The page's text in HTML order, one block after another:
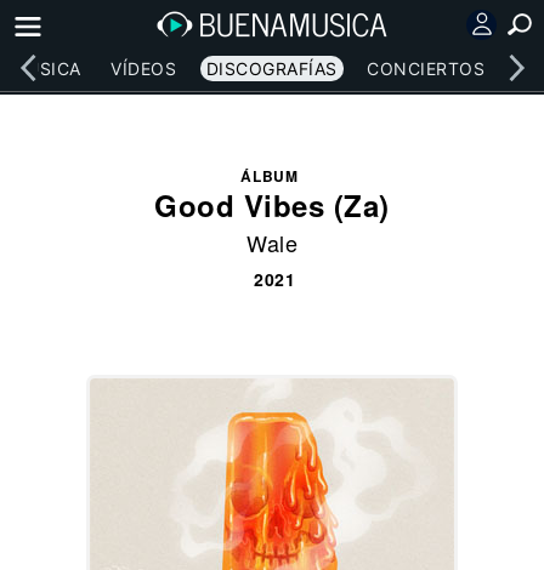
MÚSICA VÍDEOS DISCOGRAFÍAS CONCIERTOS
ÁLBUM
Good Vibes (Za)
Wale
2021